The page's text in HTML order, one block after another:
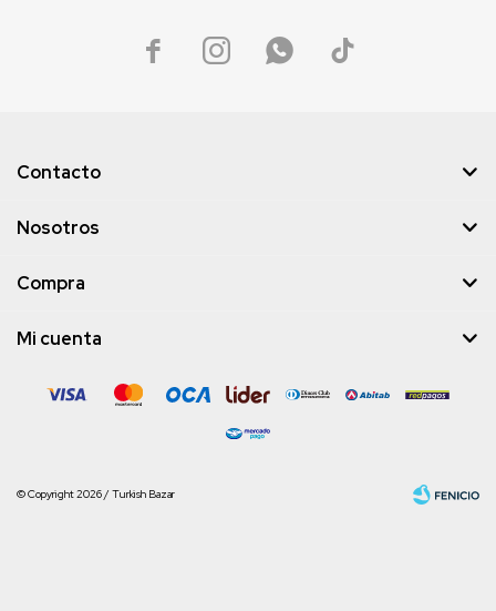
   
Contacto
Nosotros
Compra
Mi cuenta
© Copyright 2026 / Turkish Bazar